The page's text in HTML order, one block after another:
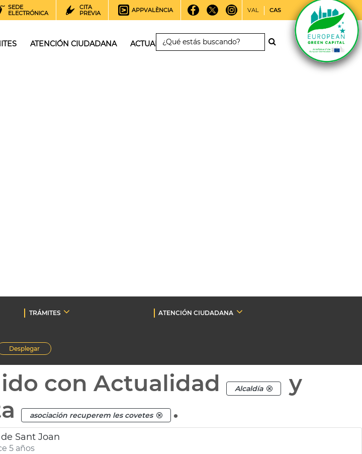
SEDE
ELECTRÓNICA
CITA
PREVIA
APPVALÈNCIA VAL CAS
ATENCIÓN CIUDADANA ACTUALIDAD
TRÁMITES
ATENCIÓN CIUDADANA
Desplegar
con Actualidad Alcaldía
y
asociación recuperem les covetes .
Sant Joan
5 años